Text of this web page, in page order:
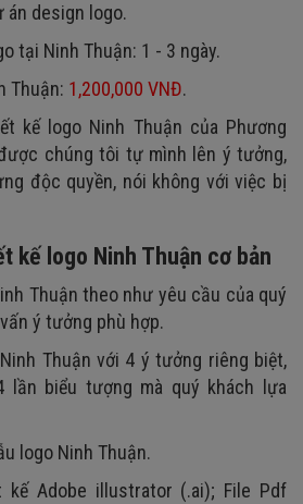
án design logo.
tại Ninh Thuận: 1 - 3 ngày.
Thuận: 1,200,000 VNĐ.
kế logo Ninh Thuận của Phương
chúng tôi tự mình lên ý tưởng,
độc quyền, nói không với việc bị
kế logo Ninh Thuận cơ bản
Thuận theo như yêu cầu của quý
ý tưởng phù hợp.
Thuận với 4 ý tưởng riêng biệt,
lần biểu tượng mà quý khách lựa
logo Ninh Thuận.
kế Adobe illustrator (.ai); File Pdf